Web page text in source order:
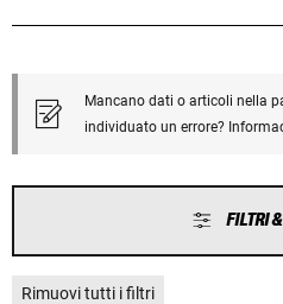
Mancano dati o articoli nella
individuato un errore?
FILTRI
Rimuovi tutti i filtri